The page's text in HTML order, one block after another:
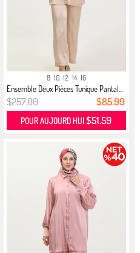
8 10 12 14 16
Ensemble Deux Pièces Tunique Pantal...
$257.00 $85.99
POUR AUJOURD HUI$51.59